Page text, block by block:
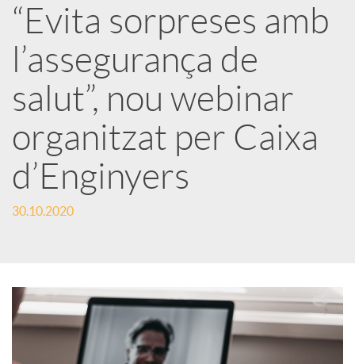
r
x
e
s
o
c
“Evita sorpreses amb
l’assegurança de
salut”, nou webinar
organitzat per Caixa
d’Enginyers
30.10.2020